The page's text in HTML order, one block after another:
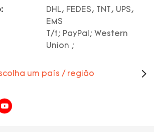
DHL, FEDES, TNT, UPS,
EMS
T/t; PayPal; Western
Union ;
um país / região